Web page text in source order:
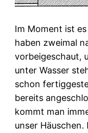
Im Moment ist
haben zweimal
vorbeigeschaut,
unter Wasser
schon
bereits
kommt man
unser